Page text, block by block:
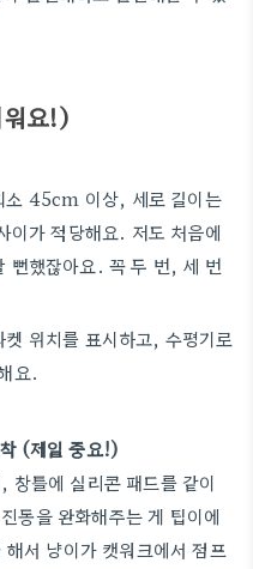
요!)
소 45cm 이상, 세로 길이는
가 적당해요. 저도 처음에
뻔했잖아요. 꼭 두 번, 세 번
위치를 표시하고, 수평기로
요.
(제일 중요!)
창틀에 실리콘 패드를 같이
동을 완화해주는 게 팁이에
서 냥이가 캣워크에서 점프